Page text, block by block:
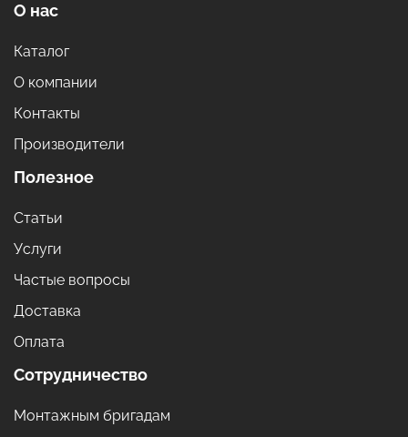
О нас
Каталог
О компании
Контакты
Производители
Полезное
Статьи
Услуги
Частые вопросы
Доставка
Оплата
Сотрудничество
Монтажным бригадам